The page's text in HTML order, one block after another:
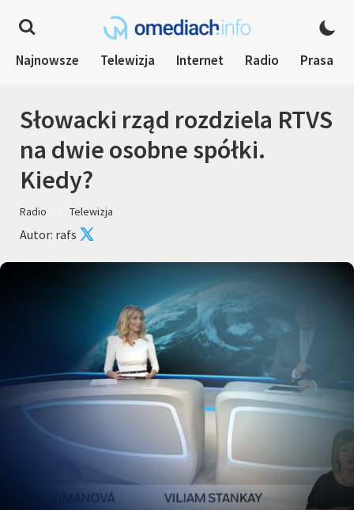
Najnowsze Telewizja Internet Radio Prasa
Słowacki rząd rozdziela RTVS
na dwie osobne spółki.
Kiedy?
Radio Telewizja
Autor: rafs